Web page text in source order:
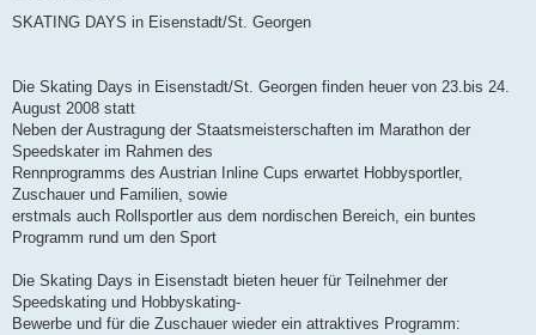
i
SKATING DAYS in Eisenstadt/St. Georgen
Die Skating Days in Eisenstadt/St. Georgen finden heuer von 23.bis 24.
August 2008 statt
Neben der Austragung der Staatsmeisterschaften im Marathon der
Speedskater im Rahmen des
Rennprogramms des Austrian Inline Cups erwartet Hobbysportler,
Zuschauer und Familien, sowie
erstmals auch Rollsportler aus dem nordischen Bereich, ein buntes
Programm rund um den Sport
Die Skating Days in Eisenstadt bieten heuer für Teilnehmer der
Speedskating und Hobbyskating-
Bewerbe und für die Zuschauer wieder ein attraktives Programm: